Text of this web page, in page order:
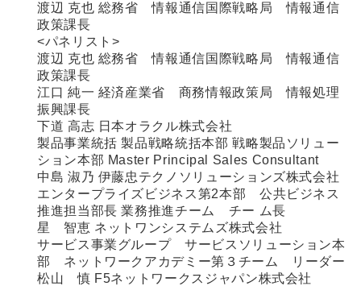
渡辺 克也 総務省 情報通信国際戦略局 情報通信
政策課長
<パネリスト>
渡辺 克也 総務省 情報通信国際戦略局 情報通信
政策課長
江口 純一 経済産業省 商務情報政策局 情報処理
振興課長
下道 高志 日本オラクル株式会社
製品事業統括 製品戦略統括本部 戦略製品ソリュー
ション本部 Master Principal Sales Consultant
中島 淑乃 伊藤忠テクノソリューションズ株式会社
エンタープライズビジネス第2本部 公共ビジネス
推進担当部長 業務推進チーム チー ム長
星 智恵 ネットワンシステムズ株式会社
サービス事業グループ サービスソリューション本
部 ネットワークアカデミー第３チーム リーダー
松山 慎 F5ネットワークスジャパン株式会社